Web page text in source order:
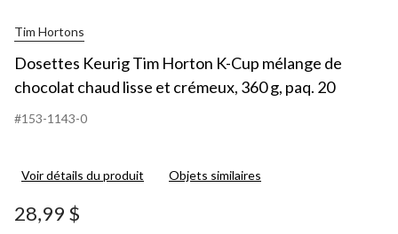
Tim Hortons
Dosettes Keurig Tim Horton K-Cup mélange de
chocolat chaud lisse et crémeux, 360 g, paq. 20
#153-1143-0
Voir détails du produit Objets similaires
28,99 $